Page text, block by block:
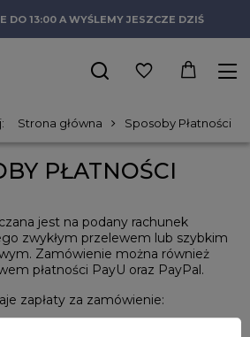
DO 13:00 A WYŚLEMY JESZCZE DZIŚ
Strona główna Sposoby Płatności
PŁATNOŚCI
jest na podany rachunek
zwykłym przelewem lub szybkim
Zamówienie można również
płatności PayU oraz PayPal.
zapłaty za zamówienie: